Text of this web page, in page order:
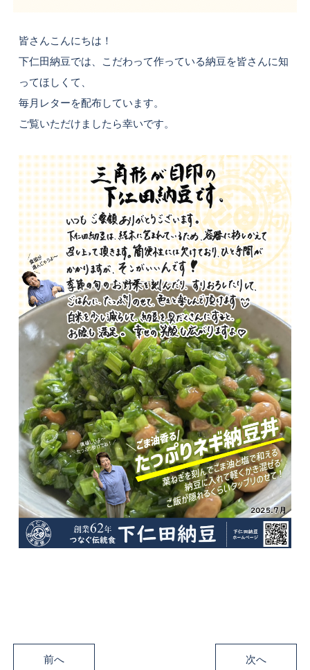
皆さんこんにちは！
下仁田納豆では、こだわって作っている納豆を皆さんに知
ってほしくて、
毎月レターを配布しています。
ご覧いただけましたら幸いです。
前へ 次へ